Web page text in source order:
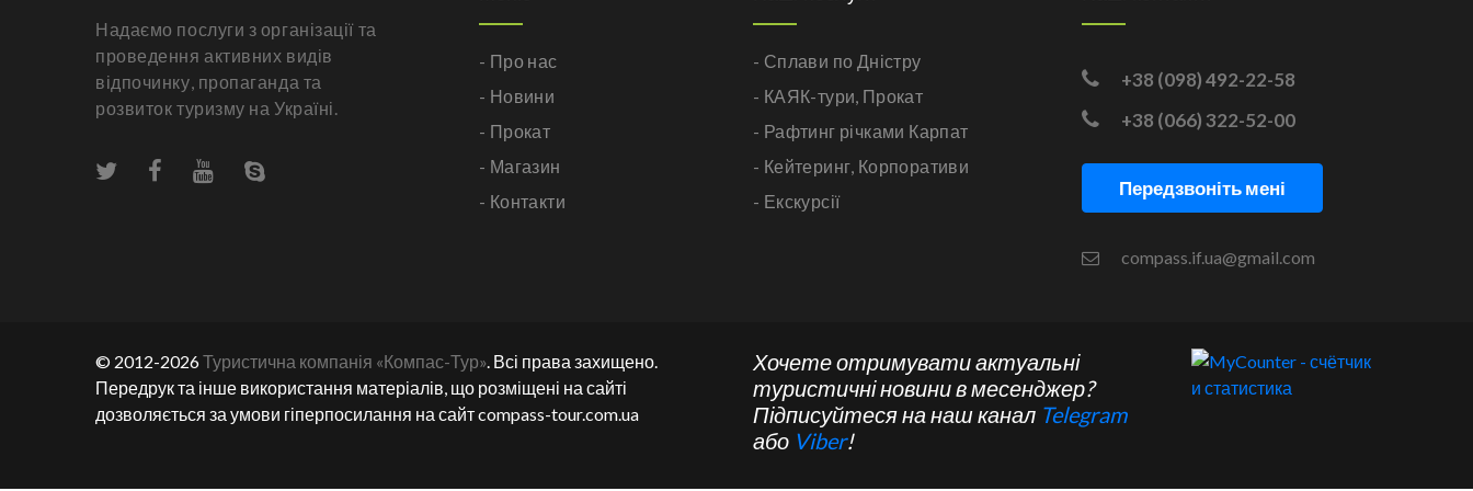
Надаємо послуги з організації та
проведення активних видів
відпочинку, пропаганда та
розвиток туризму на Україні.
- Про нас
- Новини
- Прокат
- Магазин
- Контакти
- Сплави по Дністру
- КАЯК-тури, Прокат
- Рафтинг річками Карпат
- Кейтеринг, Корпоративи
- Екскурсії
+38 (098) 492-22-58
+38 (066) 322-52-00
Передзвоніть мені
compass.if.ua@gmail.com
© 2012-2026Туристична компанія «Компас-Тур». Всі права захищено.
Передрук та інше використання матеріалів, що розміщені на сайті
дозволяється за умови гіперпосилання на сайт compass-tour.com.ua
Хочете отримувати актуальні
туристичні новини в месенджер?
Підписуйтеся на наш канал Telegram
або Viber!